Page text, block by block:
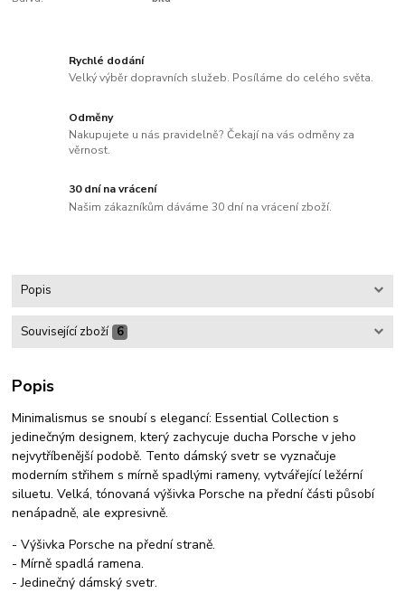
Rychlé dodání
Velký výběr dopravních služeb. Posíláme do celého světa.
Odměny
Nakupujete u nás pravidelně? Čekají na vás odměny za
věrnost.
30 dní na vrácení
Našim zákazníkům dáváme 30 dní na vrácení zboží.
Popis
Související zboží 6
Popis
Minimalismus se snoubí s elegancí: Essential Collection s
jedinečným designem, který zachycuje ducha Porsche v jeho
nejvytříbenější podobě. Tento dámský svetr se vyznačuje
moderním střihem s mírně spadlými rameny, vytvářející ležérní
siluetu. Velká, tónovaná výšivka Porsche na přední části působí
nenápadně, ale expresivně.
- Výšivka Porsche na přední straně.
- Mírně spadlá ramena.
- Jedinečný dámský svetr.